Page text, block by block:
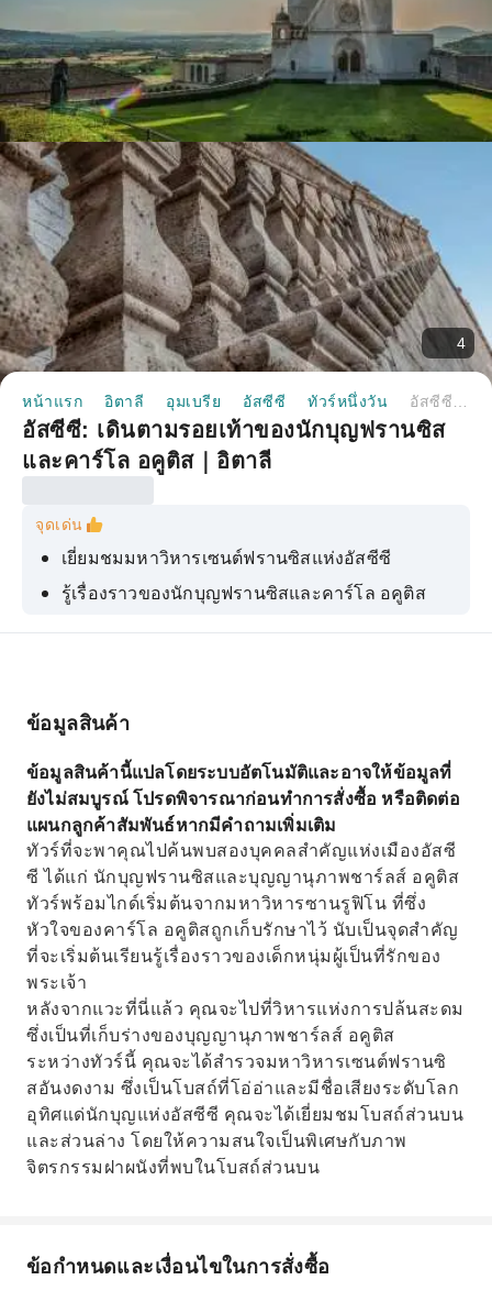
4
หน้าแรก อิตาลี อุมเบรีย อัสซีซี ทัวร์หนึ่งวัน
อัสซีซี: เดินตามรอยเท้าของนักบุญฟรานซิส
และคาร์โล อคูติส｜อิตาลี
จุดเด่น
เยี่ยมชมมหาวิหารเซนต์ฟรานซิสแห่งอัสซีซี
รู้เรื่องราวของนักบุญฟรานซิสและคาร์โล อคูติส
ชื่นชมภาพจิตรกรรมฝาผนังอายุหลายศตวรรษใน
ข้อมูลสินค้า
ข้อมูลสินค้านี้แปลโดยระบบอัตโนมัติและอาจให้ข้อมูลที่
ยังไม่สมบูรณ์ โปรดพิจารณาก่อนทำการสั่งซื้อ หรือติดต่อ
แผนกลูกค้าสัมพันธ์หากมีคำถามเพิ่มเติม
ทัวร์ที่จะพาคุณไปค้นพบสองบุคคลสำคัญแห่งเมืองอัสซี
ซี ได้แก่ นักบุญฟรานซิสและบุญญานุภาพชาร์ลส์ อคูติส
ทัวร์พร้อมไกด์เริ่มต้นจากมหาวิหารซานรูฟิโน ที่ซึ่ง
หัวใจของคาร์โล อคูติสถูกเก็บรักษาไว้ นับเป็นจุดสำคัญ
ที่จะเริ่มต้นเรียนรู้เรื่องราวของเด็กหนุ่มผู้เป็นที่รักของ
พระเจ้า
หลังจากแวะที่นี่แล้ว คุณจะไปที่วิหารแห่งการปล้นสะดม
ซึ่งเป็นที่เก็บร่างของบุญญานุภาพชาร์ลส์ อคูติส
ระหว่างทัวร์นี้ คุณจะได้สำรวจมหาวิหารเซนต์ฟรานซิ
สอันงดงาม ซึ่งเป็นโบสถ์ที่โอ่อ่าและมีชื่อเสียงระดับโลก
อุทิศแด่นักบุญแห่งอัสซีซี คุณจะได้เยี่ยมชมโบสถ์ส่วนบน
และส่วนล่าง โดยให้ความสนใจเป็นพิเศษกับภาพ
จิตรกรรมฝาผนังที่พบในโบสถ์ส่วนบน
ข้อกำหนดและเงื่อนไขในการสั่งซื้อ